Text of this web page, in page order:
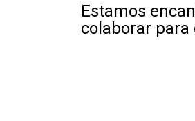
Estamos
colaborar